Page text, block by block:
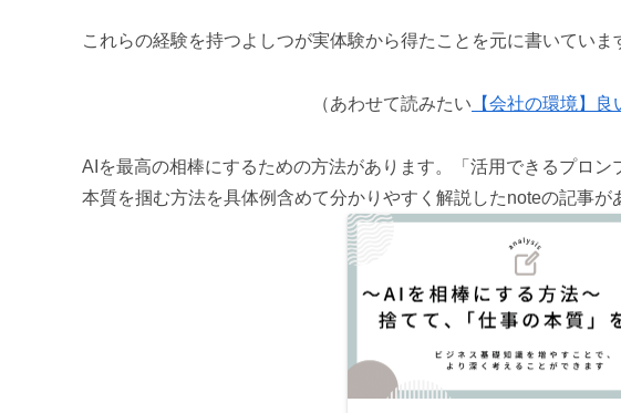
これらの経験を持つよしつが実体験から得たことを元に書いていま
（あわせて読みたい 【会社の環境】
AIを最高の相棒にするための方法があります。「活用できるプロ
本質を掴む方法を具体例含めて分かりやすく解説したnoteの記事が